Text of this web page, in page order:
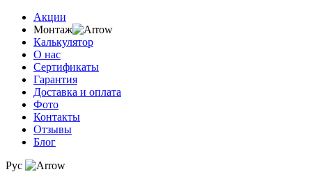
Акции
Монтаж
Калькулятор
О нас
Сертификаты
Гарантия
Доставка и оплата
Фото
Контакты
Отзывы
Блог
Рус